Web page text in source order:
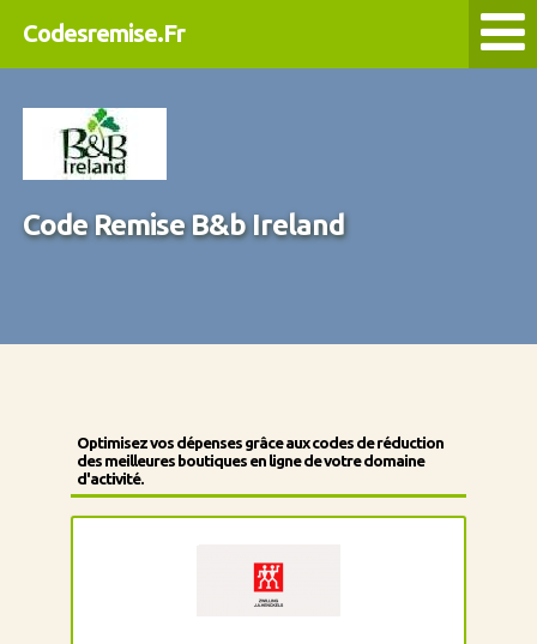
Codesremise.Fr
Code Remise B&b Ireland
Optimisez vos dépenses grâce aux codes de réduction
des meilleures boutiques en ligne de votre domaine
d'activité.